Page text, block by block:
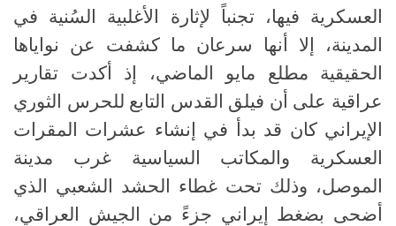
العسكرية فيها، تجنباً لإثارة الأغلبية السُنية في
المدينة، إلا أنها سرعان ما كشفت عن نواياها
الحقيقية مطلع مايو الماضي، إذ أكدت تقارير
عراقية على أن فيلق القدس التابع للحرس الثوري
الإيراني كان قد بدأ في إنشاء عشرات المقرات
العسكرية والمكاتب السياسية غرب مدينة
الموصل، وذلك تحت غطاء الحشد الشعبي الذي
أضحى بضغط إيراني جزءً من الجيش العراقي،